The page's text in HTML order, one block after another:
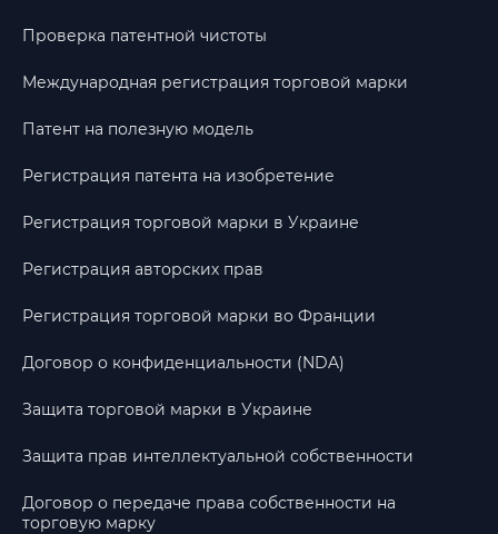
Проверка патентной чистоты
Международная регистрация торговой марки
Патент на полезную модель
Регистрация патента на изобретение
Регистрация торговой марки в Украине
Регистрация авторских прав
Регистрация торговой марки во Франции
Договор о конфиденциальности (NDA)
Защита торговой марки в Украине
Защита прав интеллектуальной собственности
Договор о передаче права собственности на
торговую марку